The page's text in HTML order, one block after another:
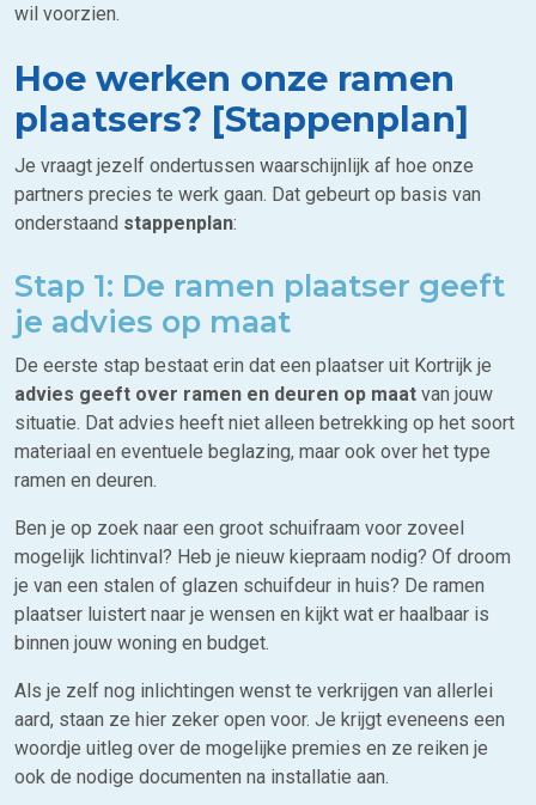
wil voorzien.
Hoe werken onze ramen
plaatsers? [Stappenplan]
Je vraagt jezelf ondertussen waarschijnlijk af hoe onze
partners precies te werk gaan. Dat gebeurt op basis van
onderstaand stappenplan:
Stap 1: De ramen plaatser geeft
je advies op maat
De eerste stap bestaat erin dat een plaatser uit Kortrijk je
advies geeft over ramen en deuren op maat van jouw
situatie. Dat advies heeft niet alleen betrekking op het soort
materiaal en eventuele beglazing, maar ook over het type
ramen en deuren.
Ben je op zoek naar een groot schuifraam voor zoveel
mogelijk lichtinval? Heb je nieuw kiepraam nodig? Of droom
je van een stalen of glazen schuifdeur in huis? De ramen
plaatser luistert naar je wensen en kijkt wat er haalbaar is
binnen jouw woning en budget.
Als je zelf nog inlichtingen wenst te verkrijgen van allerlei
aard, staan ze hier zeker open voor. Je krijgt eveneens een
woordje uitleg over de mogelijke premies en ze reiken je
ook de nodige documenten na installatie aan.